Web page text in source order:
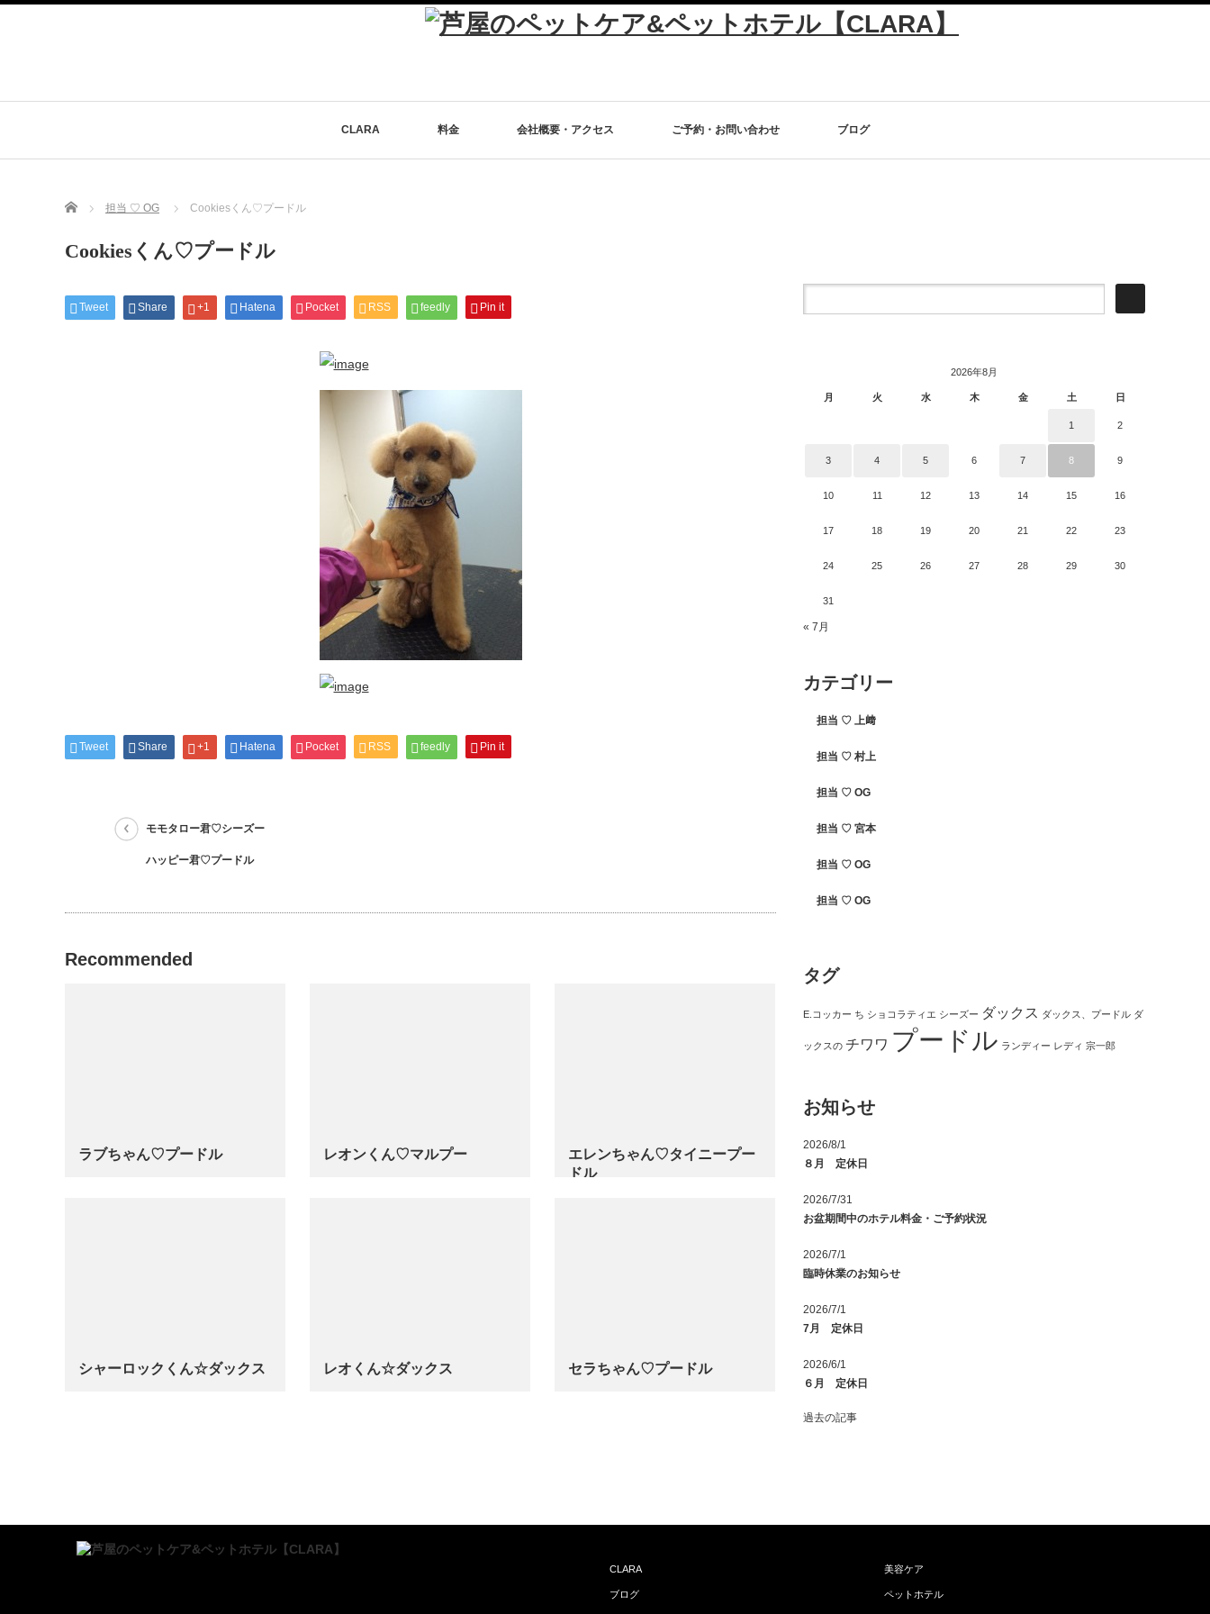
CLARA 料金 会社概要・アクセス ご予約・お問い合わせ ブログ
Home 担当 ♡ OG Cookiesくん♡プードル
Cookiesくん♡プードル
Tweet Share +1 Hatena Pocket RSS feedly Pin it
Tweet Share +1 Hatena Pocket RSS feedly Pin it
モモタロー君♡シーズー
ハッピー君♡プードル
Recommended
ラブちゃん♡プードル レオンくん♡マルプー
エレンちゃん♡タイニープー
ドル
シャーロックくん☆ダックス レオくん☆ダックス セラちゃん♡プードル
2026年8月
月 火 水 木 金 土 日
1 2
3 4 5 6 7 8 9
10 11 12 13 14 15 16
17 18 19 20 21 22 23
24 25 26 27 28 29 30
31
« 7月
カテゴリー
担当 ♡ 上﨑
担当 ♡ 村上
担当 ♡ OG
担当 ♡ 宮本
担当 ♡ OG
担当 ♡ OG
タグ
E.コッカー ち ショコラティエ シーズー ダックス ダックス、プードル ダ
ックスの チワワ プードル ランディー レディ 宗一郎
お知らせ
2026/8/1
８月 定休日
2026/7/31
お盆期間中のホテル料金・ご予約状況
2026/7/1
臨時休業のお知らせ
2026/7/1
7月 定休日
2026/6/1
６月 定休日
過去の記事
CLARA
ブログ
美容ケア
ペットホテル